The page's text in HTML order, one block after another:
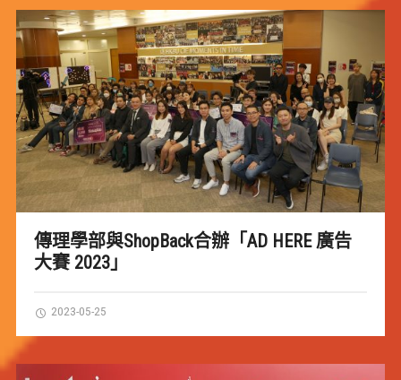
傳理學部與ShopBack合辦「AD HERE 廣告
大賽 2023」
2023-05-25